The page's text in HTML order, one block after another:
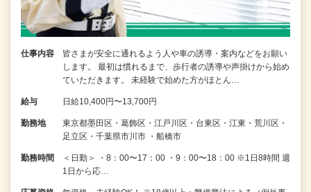
仕事内容
皆さまが安全に通れるよう人や車の誘導・案内などをお願い
します。 最初は慣れるまで、歩行者の誘導や声掛けから始め
ていただきます。 未経験で始めた方がほとん…
給与 日給10,400円〜13,700円
勤務地
東京都墨田区・葛飾区・江戸川区・台東区・江東・荒川区・
足立区・千葉県市川市 ・船橋市
勤務時間
＜日勤＞ ・8：00〜17：00 ・9：00〜18：00 ※1日8時間 週
1日から応…